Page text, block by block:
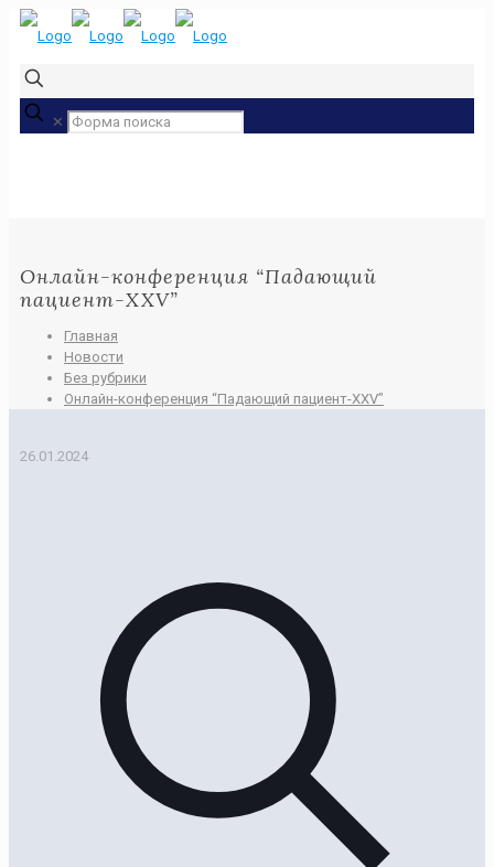
✕
Онлайн-конференция “Падающий
пациент-XXV”
Главная
Новости
Без рубрики
Онлайн-конференция “Падающий пациент-XXV”
26.01.2024